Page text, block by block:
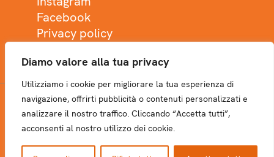
Diamo valore alla tua privacy
Utilizziamo i cookie per migliorare la tua esperienza di
navigazione, offrirti pubblicità o contenuti personalizzati e
analizzare il nostro traffico. Cliccando “Accetta tutti”,
acconsenti al nostro utilizzo dei cookie.
Facebook
Privacy policy
NEWSLETTER